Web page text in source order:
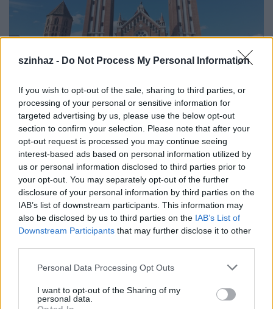
szinhaz - Do Not Process My Personal Information
If you wish to opt-out of the sale, sharing to third parties, or
processing of your personal or sensitive information for
targeted advertising by us, please use the below opt-out
section to confirm your selection. Please note that after your
opt-out request is processed you may continue seeing
interest-based ads based on personal information utilized by
us or personal information disclosed to third parties prior to
your opt-out. You may separately opt-out of the further
disclosure of your personal information by third parties on the
IAB’s list of downstream participants. This information may
also be disclosed by us to third parties on the IAB’s List of
Downstream Participants that may further disclose it to other
Please note that this website/app uses one or more Google
not limited to your visit or usage behaviour. You may click to
grant or deny consent to Google and its third-party tags to
Personal Data Processing Opt Outs
I want to opt-out of the Sharing of my
personal data.
Épül a Dóm téri szabadtéri színpad
mtothorsi•2020. július 16.
Megkezdődött a Szegedi Szabadtéri Játékok Dóm
téri játszóhelyének építése. A fesztivál ikonikus
helyszínének számító téren elsőként ...